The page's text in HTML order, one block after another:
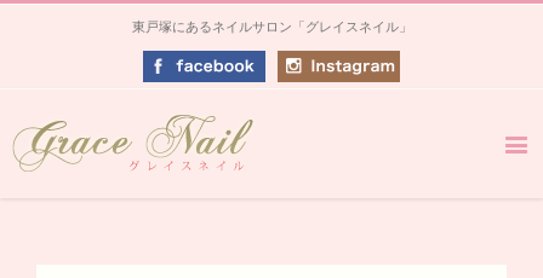
東戸塚にあるネイルサロン「グレイスネイル」